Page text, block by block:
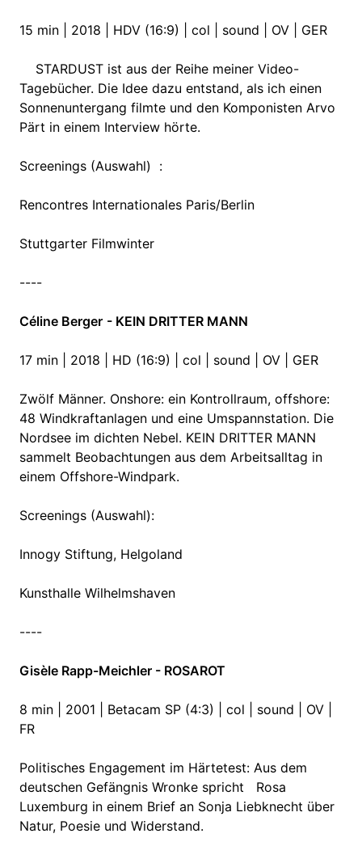
15 min | 2018 | HDV (16:9) | col | sound | OV | GER
STARDUST ist aus der Reihe meiner Video-
Tagebücher. Die Idee dazu entstand, als ich einen
Sonnenuntergang filmte und den Komponisten Arvo
Pärt in einem Interview hörte.
Screenings (Auswahl) :
Rencontres Internationales Paris/Berlin
Stuttgarter Filmwinter
----
Céline Berger - KEIN DRITTER MANN
17 min | 2018 | HD (16:9) | col | sound | OV | GER
Zwölf Männer. Onshore: ein Kontrollraum, offshore:
48 Windkraftanlagen und eine Umspannstation. Die
Nordsee im dichten Nebel. KEIN DRITTER MANN
sammelt Beobachtungen aus dem Arbeitsalltag in
einem Offshore-Windpark.
Screenings (Auswahl):
Innogy Stiftung, Helgoland
Kunsthalle Wilhelmshaven
----
Gisèle Rapp-Meichler - ROSAROT
8 min | 2001 | Betacam SP (4:3) | col | sound | OV |
FR
Politisches Engagement im Härtetest: Aus dem
deutschen Gefängnis Wronke spricht Rosa
Luxemburg in einem Brief an Sonja Liebknecht über
Natur, Poesie und Widerstand.